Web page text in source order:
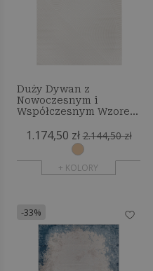
Duży Dywan z
Nowoczesnym i
Współczesnym Wzorem
Desda
1.174,50 zł 2.144,50 zł
+ KOLORY
-33%